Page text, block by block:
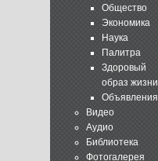
Общество
Экономика
Наука
Палитра
Здоровый
образ жизни
Объявления
Видео
Аудио
Библиотека
Фотогалерея